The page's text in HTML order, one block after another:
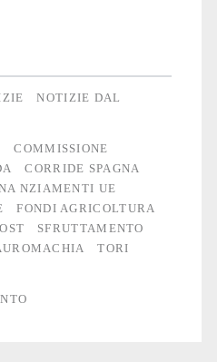
NOTIZIE DAL
COMMISSIONE
CORRIDE SPAGNA
NZIAMENTI UE
FONDI AGRICOLTURA
SFRUTTAMENTO
TORI